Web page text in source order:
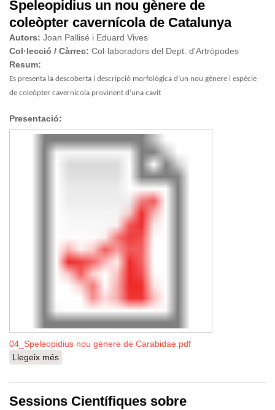
Speleopidius un nou gènere de
coleòpter cavernícola de Catalunya
Autors: Joan Pallisé i Eduard Vives
Col·lecció / Càrrec: Col·laboradors del Dept. d'Artròpodes
Resum:
Es presenta la descoberta i descripció morfològica d’un nou gènere i espècie
de coleòpter cavernícola provinent d’una cavit
Presentació:
04_Speleopidius nou gènere de Carabidae.pdf
Llegeix més
Sessions Científiques sobre